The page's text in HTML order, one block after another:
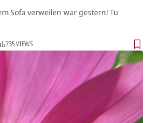
Sofa verweilen war gestern! Tu
735 VIEWS